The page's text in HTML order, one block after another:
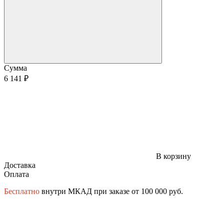
Сумма
6 141 ₽
В корзину
Доставка
Оплата
Бесплатно внутри МКАД при заказе от 100 000 руб.